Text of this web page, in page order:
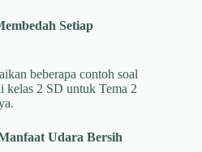
Setiap
beberapa contoh soal
kelas 2 SD untuk Tema 2
Udara Bersih